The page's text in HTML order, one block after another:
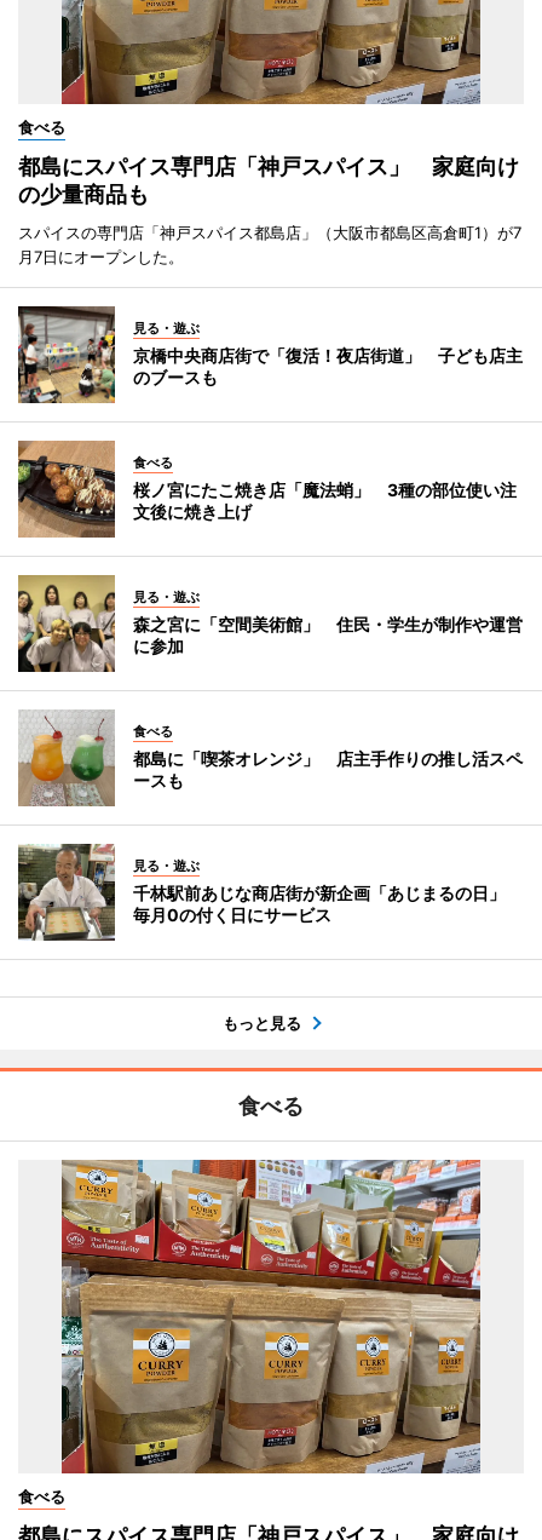
食べる
都島にスパイス専門店「神戸スパイス」 家庭向け
の少量商品も
スパイスの専門店「神戸スパイス都島店」（大阪市都島区高倉町1）が7
月7日にオープンした。
見る・遊ぶ
京橋中央商店街で「復活！夜店街道」 子ども店主
のブースも
食べる
桜ノ宮にたこ焼き店「魔法蛸」 3種の部位使い注
文後に焼き上げ
見る・遊ぶ
森之宮に「空間美術館」 住民・学生が制作や運営
に参加
食べる
都島に「喫茶オレンジ」 店主手作りの推し活スペ
ースも
見る・遊ぶ
千林駅前あじな商店街が新企画「あじまるの日」
毎月0の付く日にサービス
もっと見る
食べる
食べる